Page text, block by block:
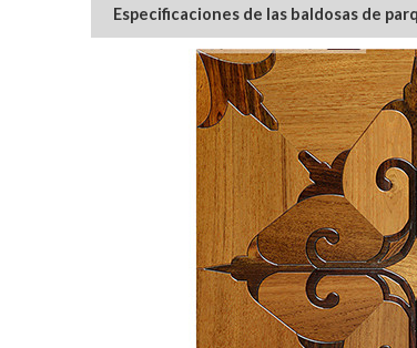
Especificaciones de las baldosas de